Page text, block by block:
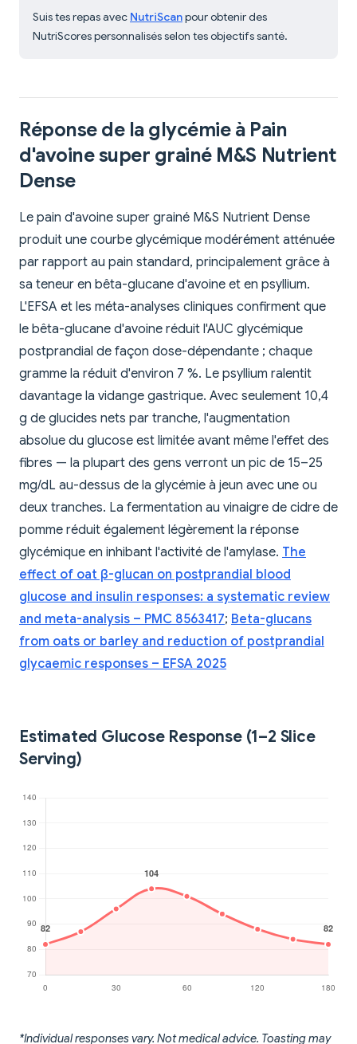
Suis tes repas avec NutriScanpour obtenir des
NutriScores personnalisés selon tes objectifs santé.
Réponse de la glycémie à Pain
d'avoine super grainé M&S Nutrient
Dense
Le pain d'avoine super grainé M&S Nutrient Dense
produit une courbe glycémique modérément atténuée
par rapport au pain standard, principalement grâce à
sa teneur en bêta-glucane d'avoine et en psyllium.
L'EFSA et les méta-analyses cliniques confirment que
le bêta-glucane d'avoine réduit l'AUC glycémique
postprandial de façon dose-dépendante ; chaque
gramme la réduit d'environ 7 %. Le psyllium ralentit
davantage la vidange gastrique. Avec seulement 10,4
g de glucides nets par tranche, l'augmentation
absolue du glucose est limitée avant même l'effet des
fibres — la plupart des gens verront un pic de 15–25
mg/dL au-dessus de la glycémie à jeun avec une ou
deux tranches. La fermentation au vinaigre de cidre de
pomme réduit également légèrement la réponse
glycémique en inhibant l'activité de l'amylase. The
effect of oat β-glucan on postprandial blood
glucose and insulin responses: a systematic review
and meta-analysis – PMC 8563417; Beta-glucans
from oats or barley and reduction of postprandial
glycaemic responses – EFSA 2025
Estimated Glucose Response (1–2 Slice
Serving)
*Individual responses vary. Not medical advice. Toasting may